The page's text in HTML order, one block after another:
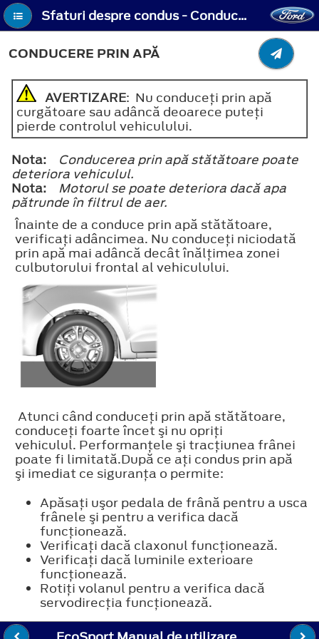
Sfaturi despre condus - Conducere prin apă
CONDUCERE PRIN APĂ
AVERTIZARE: Nu conduceţi prin apă
curgătoare sau adâncă deoarece puteţi
pierde controlul vehiculului.
Nota:
Conducerea prin apă stătătoare poate
deteriora vehiculul.
Nota:
Motorul se poate deteriora dacă apa
pătrunde în filtrul de aer.
Înainte de a conduce prin apă stătătoare,
verificaţi adâncimea. Nu conduceţi niciodată
prin apă mai adâncă decât înălţimea zonei
culbutorului frontal al vehiculului.
Atunci când conduceţi prin apă stătătoare,
conduceţi foarte încet şi nu opriţi
vehiculul. Performanţele şi tracţiunea frânei
poate fi limitată.După ce aţi condus prin apă
şi imediat ce siguranţa o permite:
Apăsaţi uşor pedala de frână pentru a usca
frânele şi pentru a verifica dacă
funcţionează.
Verificaţi dacă claxonul funcţionează.
Verificaţi dacă luminile exterioare
funcţionează.
Rotiţi volanul pentru a verifica dacă
servodirecţia funcţionează.